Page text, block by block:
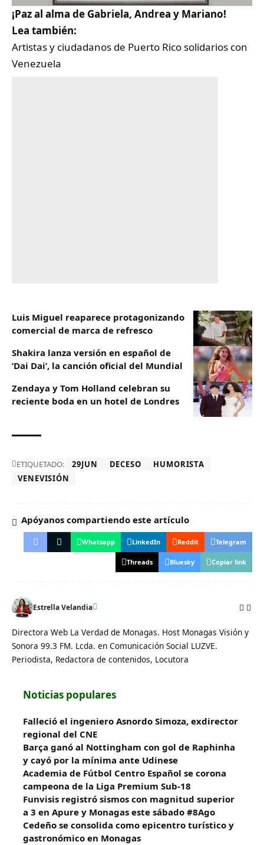
¡Paz al alma de Gabriela, Andrea y Mariano!
Lea también:
Artistas y ciudadanos de Puerto Rico solidarios con
Venezuela
Luis Miguel reaparece protagonizando
comercial de marca de refresco
Shakira lanza versión en español de
‘Dai Dai’, la canción oficial del Mundial
Zendaya y Tom Holland celebran su
reciente boda en un hotel de Londres
ETIQUETADO: 29JUN DECESO
HUMORISTA
VENEVISIÓN
Apóyanos compartiendo este artículo
Whatsapp LinkedIn Reddit Telegram
Threads Bluesky Copiar link
Estrella Velandia
Directora Web La Verdad de Monagas. Host Monagas Visión y
Sonora 99.3 FM. Lcda. en Comunicación Social LUZVE.
Periodista, Redactora de contenidos, Locutora
Noticias populares
Falleció el ingeniero Asnordo Simoza, exdirector
regional del CNE
Barça ganó al Nottingham con gol de Raphinha
y cayó por la mínima ante Udinese
Academia de Fútbol Centro Español se corona
campeona de la Liga Premium Sub-18
Funvisis registró sismos con magnitud superior
a 3 en Apure y Monagas este sábado #8Ago
Cedeño se consolida como epicentro turístico y
gastronómico en Monagas